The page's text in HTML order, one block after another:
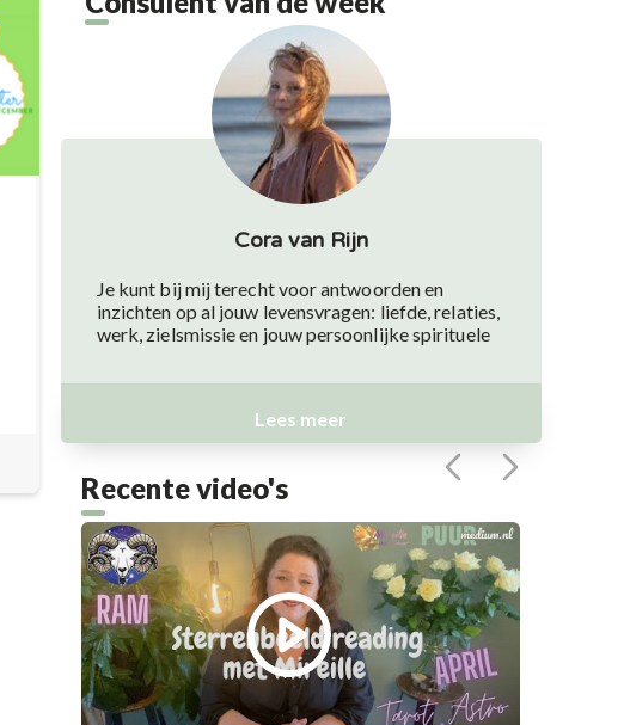
Cora van Rijn
Je kunt bij mij terecht voor antwoorden en
inzichten op al jouw levensvragen: liefde, relaties,
werk, zielsmissie en jouw persoonlijke spirituele
Lees meer
Recente video's